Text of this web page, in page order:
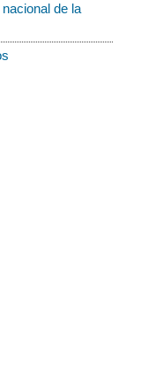
de la